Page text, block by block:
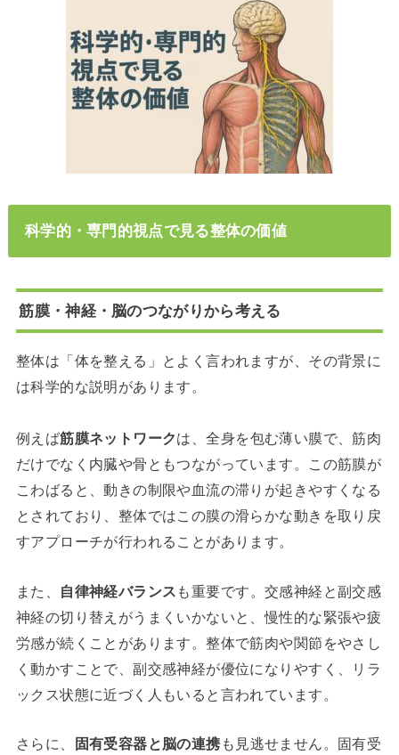
科学的・専門的視点で見る整体の価値
筋膜・神経・脳のつながりから考える
整体は「体を整える」とよく言われますが、その背景に
は科学的な説明があります。
例えば筋膜ネットワークは、全身を包む薄い膜で、筋肉
だけでなく内臓や骨ともつながっています。この筋膜が
こわばると、動きの制限や血流の滞りが起きやすくなる
とされており、整体ではこの膜の滑らかな動きを取り戻
すアプローチが行われることがあります。
また、 自律神経バランス も重要です。交感神経と副交感
神経の切り替えがうまくいかないと、慢性的な緊張や疲
労感が続くことがあります。整体で筋肉や関節をやさし
く動かすことで、副交感神経が優位になりやすく、リラ
ックス状態に近づく人もいると言われています。
さらに、 固有受容器と脳の連携 も見逃せません。固有受